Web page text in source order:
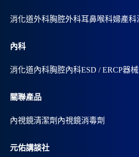
消化道外科胸腔外科耳鼻喉科婦產科
內科
消化道內科胸腔內科ESD / ERCP器械
關聯產品
內視鏡清潔劑 內視鏡消毒劑
元佑講談社